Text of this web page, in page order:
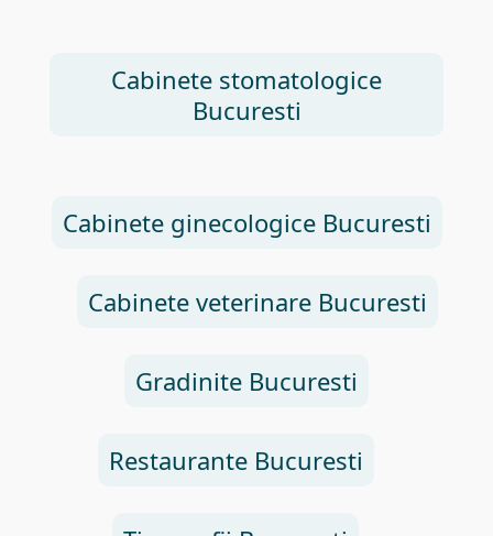
Cabinete stomatologice
Bucuresti
Cabinete ginecologice Bucuresti
Cabinete veterinare Bucuresti
Gradinite Bucuresti
Restaurante Bucuresti